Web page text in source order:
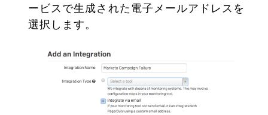
ービスで生成された電子メールアドレスを